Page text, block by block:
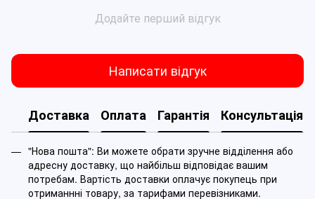
Додайте перший відгук
Написати відгук
Доставка Оплата Гарантія Консультація
"Нова пошта": Ви можете обрати зручне відділення або
адресну доставку, що найбільш відповідає вашим
потребам. Вартість доставки оплачує покупець при
отриманнні товару, за тарифами перевізниками.